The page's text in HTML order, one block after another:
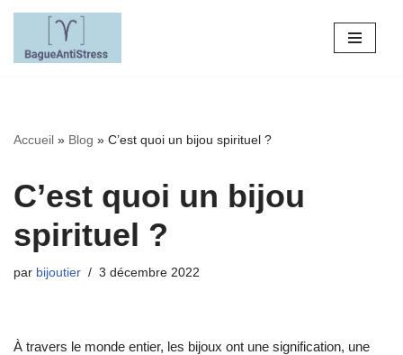
Aller
Accueil » Blog » C’est quoi un bijou spirituel ?
C’est quoi un bijou
spirituel ?
par bijoutier 3 décembre 2022
À travers le monde entier, les bijoux ont une signification, une